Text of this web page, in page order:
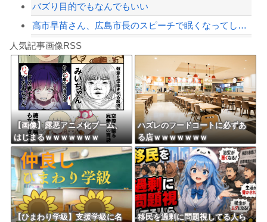
Powered by livedoor 相互RSS
バズり目的でもなんでもいい
高市早苗さん、広島市長のスピーチで眠くなってしまう
アガサ博士「今日はみんなでうなぎを食べに行くぞい」
8/4のニュース
日本旅行キャンセルすべきか…1万年ぶり史上最大級の火山の兆し＝韓国の反応
更新中止のお知らせ
海外「おめでとうタキ！」リヴァプール南野がバースデーゴール！！
Powered by livedoor 相互RSS
人気記事画像RSS
【画像】露悪アニメ化ブーム、
はじまるｗｗｗｗｗｗｗ
ハズレのフードコートに必ずあ
る店ｗｗｗｗｗｗｗ
【ひまわり学級】支援学級に名
移民を過剰に問題視してる人ら